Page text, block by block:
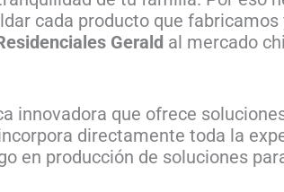
cada producto que
Gerald al mercado
innovadora que ofrece
directamente toda la
en producción de soluciones